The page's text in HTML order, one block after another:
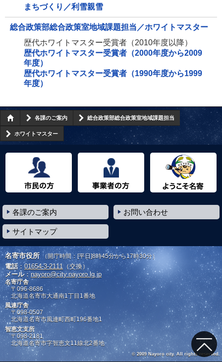
まちづくり／利雪親雪
総合政策部総合政策室地域課題担当／ホワイトマスター
歴代ホワイトマスター受賞者（2010年度以降）
歴代ホワイトマスター受賞者（2000年度から2009
年度）
歴代ホワイトマスター受賞者（1990年度から1999
年度）
各課のご案内 総合政策部総合政策室地域課題担当
ホワイトマスター
各課のご案内 お問い合わせ
サイトマップ
名寄市役所 （開庁時間：[平日]8時45分から17時30分）
電話： 01654-3-2111 （交換）
メール： nayoro@city.nayoro.lg.jp
名寄庁舎
〒096-8686
北海道名寄市大通南1丁目1番地
風連庁舎
〒098-0507
北海道名寄市風連町西町196番地1
智恵文支所
〒098-2181
北海道名寄市字智恵文11線北2番地
© 2009 Nayoro city. All rights reserved.